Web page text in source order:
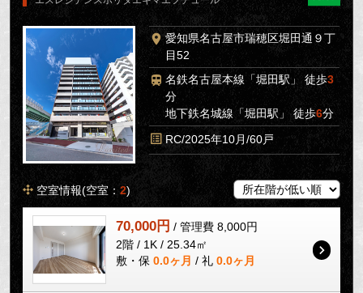
愛知県名古屋市瑞穂区堀田通９丁
目52
名鉄名古屋本線「堀田駅」 徒歩3
分
地下鉄名城線「堀田駅」 徒歩6分
RC/2025年10月/60戸
空室情報(空室：2)
70,000円 / 管理費 8,000円
2階 / 1K / 25.34㎡
敷・保 0.0ヶ月 / 礼 0.0ヶ月